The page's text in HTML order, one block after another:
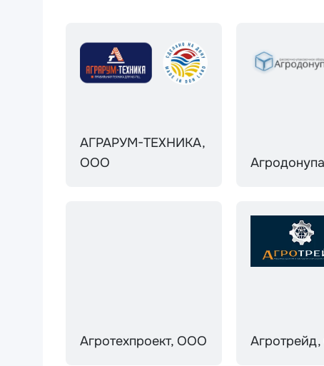
АГРАРУМ-ТЕХНИКА,
ООО
Агротехпроект, ООО